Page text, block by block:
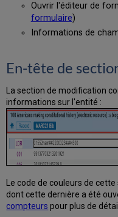
Ouvrir l'éditeur de
formulaire)
Informations de
En-tête de
La section de modification
informations sur l'entité :
Le code de couleurs de
dont cette dernière a été
compteurs pour plus de